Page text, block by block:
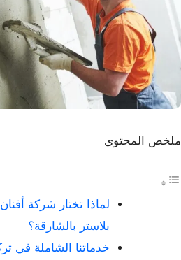
ملخص المحتوى
لماذا تختار شركة
بلاستر بالشارقة؟
خدماتنا الشاملة في